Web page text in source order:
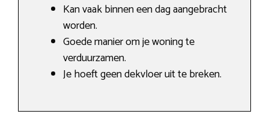
Kan vaak binnen een dag aangebracht
worden.
Goede manier om je woning te
verduurzamen.
Je hoeft geen dekvloer uit te breken.